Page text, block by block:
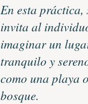
En esta práctica,
invita al
imaginar un
tranquilo y
como una playa
bosque.